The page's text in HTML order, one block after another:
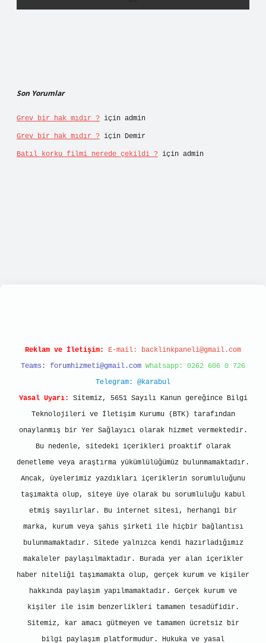
Son Yorumlar
Grev bir hak mıdır ? için admin
Grev bir hak mıdır ? için Demir
Batıl korku filmi nerede çekildi ? için admin
Reklam ve İletişim: E-mail: backlinkpaneli@gmail.com
Teams: forumhizmeti@gmail.com Whatsapp: 0262 606 0 726
Telegram: @karabul
Yasal Uyarı:
Sitemiz, 5651 Sayılı Kanun gereğince Bilgi
Teknolojileri ve İletişim Kurumu (BTK) tarafından
onaylanmış bir Yer Sağlayıcı olarak hizmet vermektedir.
Bu nedenle, sitedeki içerikleri proaktif olarak
denetleme veya araştırma yükümlülüğümüz bulunmamaktadır.
Ancak, üyelerimiz yazdıkları içeriklerin sorumluluğunu
taşımakta olup, siteye üye olarak bu sorumluluğu kabul
etmiş sayılırlar. Bu internet sitesi, herhangi bir
marka, kurum veya şahıs şirketi ile hiçbir bağlantısı
bulunmamaktadır. Sitede yalnızca kendi hazırladığımız
makaleler paylaşılmaktadır. Burada yer alan içerikler
haber niteliği taşımamakta olup, gerçek kurum ve kişiler
hakkında paylaşım yapılmamaktadır. Gerçek kurum ve
kişiler ile isim benzerlikleri tamamen tesadüfidir.
Sitemiz, kar amacı gütmeyen ve tamamen ücretsiz bir
bilgi paylaşım platformudur. Hukuka ve yasal